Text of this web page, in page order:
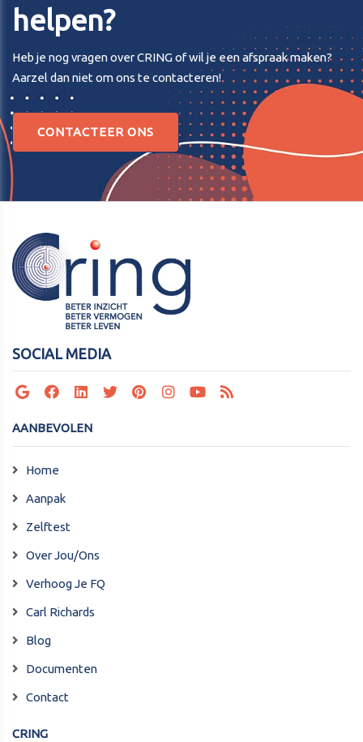
helpen?
Heb je nog vragen over CRING of wil je een afspraak maken?
Aarzel dan niet om ons te contacteren!
CONTACTEER ONS
SOCIAL MEDIA
AANBEVOLEN
Home
Aanpak
Zelftest
Over Jou/Ons
Verhoog Je FQ
Carl Richards
Blog
Documenten
Contact
CRING